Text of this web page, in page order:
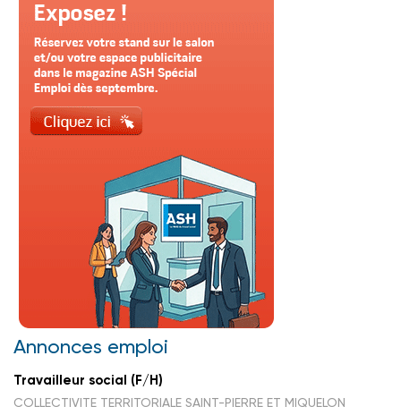
Annonces emploi
Travailleur social (F/H)
COLLECTIVITE TERRITORIALE SAINT-PIERRE ET MIQUELON